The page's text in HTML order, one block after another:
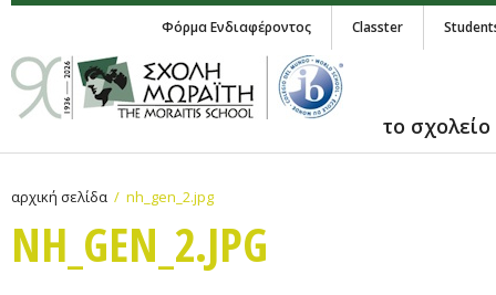
Φόρμα Ενδιαφέροντος Classter
το σχολείο
αρχική σελίδα nh_gen_2.jpg
NH_GEN_2.JPG